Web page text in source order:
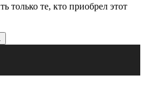
только те, кто приобрел этот